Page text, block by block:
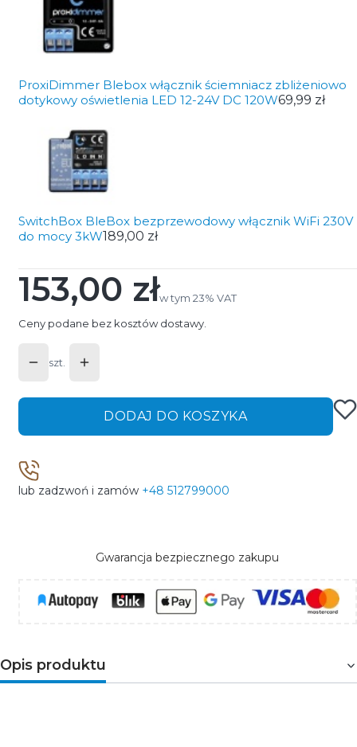
ProxiDimmer Blebox włącznik ściemniacz zbliżeniowo
dotykowy oświetlenia LED 12-24V DC 120W69,99 zł
SwitchBox BleBox bezprzewodowy włącznik WiFi 230V
do mocy 3kW189,00 zł
Cena
153,00 złw tym 23% VAT
w tym 23% VAT
Ceny podane bez kosztów dostawy.
szt.
DODAJ DO KOSZYKA
lub zadzwoń i zamów +48 512799000
Gwarancja bezpiecznego zakupu
Opis produktu